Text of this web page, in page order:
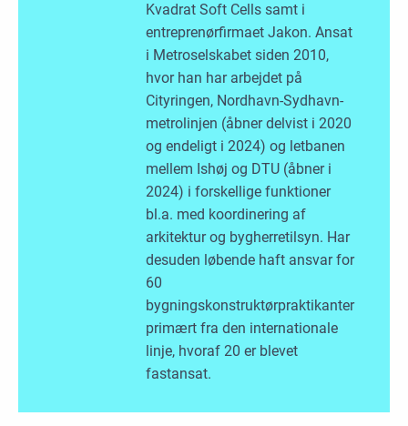
Kvadrat Soft Cells samt i
entreprenørfirmaet Jakon. Ansat
i Metroselskabet siden 2010,
hvor han har arbejdet på
Cityringen, Nordhavn-Sydhavn-
metrolinjen (åbner delvist i 2020
og endeligt i 2024) og letbanen
mellem Ishøj og DTU (åbner i
2024) i forskellige funktioner
bl.a. med koordinering af
arkitektur og bygherretilsyn. Har
desuden løbende haft ansvar for
60
bygningskonstruktørpraktikanter
primært fra den internationale
linje, hvoraf 20 er blevet
fastansat.